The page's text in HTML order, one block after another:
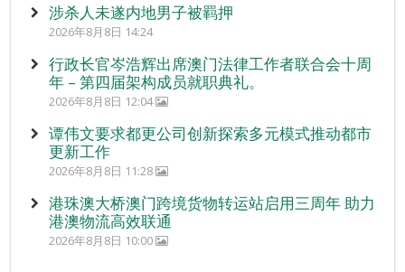
涉杀人未遂内地男子被羁押
2026年8月8日 14:24
行政长官岑浩辉出席澳门法律工作者联合会十周
年 – 第四届架构成员就职典礼。
2026年8月8日 12:04
谭伟文要求都更公司创新探索多元模式推动都市
更新工作
2026年8月8日 11:28
港珠澳大桥澳门跨境货物转运站启用三周年 助力
港澳物流高效联通
2026年8月8日 10:00